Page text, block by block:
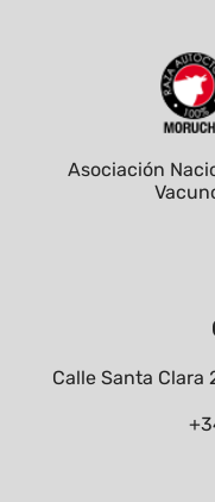
Calle Santa Clara
Asociación